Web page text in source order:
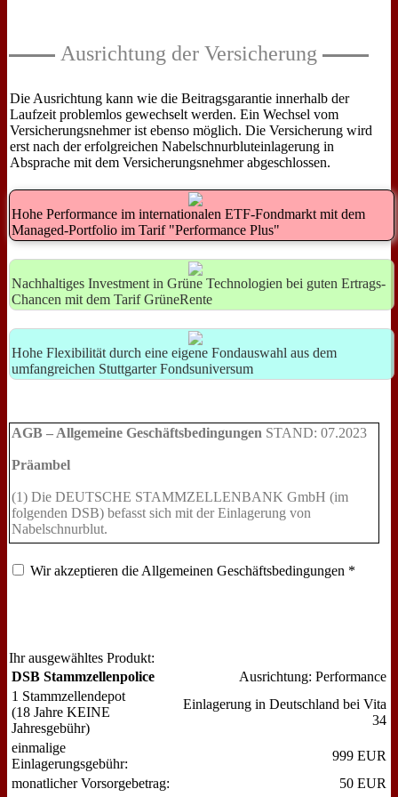
Die Ausrichtung kann wie die Beitragsgarantie innerhalb der
Laufzeit problemlos gewechselt werden. Ein Wechsel vom
Versicherungsnehmer ist ebenso möglich. Die Versicherung wird
erst nach der erfolgreichen Nabelschnurbluteinlagerung in
Absprache mit dem Versicherungsnehmer abgeschlossen.
Hohe Performance im internationalen ETF-Fondmarkt mit dem
Managed-Portfolio im Tarif "Performance Plus"
Nachhaltiges Investment in Grüne Technologien bei guten Ertrags-
Chancen mit dem Tarif GrüneRente
Hohe Flexibilität durch eine eigene Fondauswahl aus dem
umfangreichen Stuttgarter Fondsuniversum
AGB – Allgemeine Geschäftsbedingungen STAND: 07.2023
Präambel
(1) Die DEUTSCHE STAMMZELLENBANK GmbH (im
folgenden DSB) befasst sich mit der Einlagerung von
Nabelschnurblut.
(2) Die Verfügungsbefugnis über die Nabelschnurblut-
Präparation steht ausschließlich dem Kind als Eigentümer zu,
(3) Nabelschnurblut ist das unmittelbar nach der Durchtrennung
der Nabelschnur aus der Plazenta und dem anhängenden
Nabelschnurrest gewonnene kindliche Blut. Die zukünftigen
Verwendungsmöglichkeiten des Nabelschnurbluts lassen sich
zum gegenwärtigen Zeitpunkt noch nicht in vollem Umfang
absehen.
(4) Die Präparation und Einlagerung des Nabelschnurbluts
erfolgt im GMP Labor der in Deutschland ansässigen,
Wir akzeptieren die Allgemeinen Geschäftsbedingungen *
Ihr ausgewähltes Produkt:
DSB Stammzellenpolice
Ausrichtung: Performance
1 Stammzellendepot
(18 Jahre KEINE
Jahresgebühr)
Einlagerung in Deutschland bei Vita
34
einmalige
Einlagerungsgebühr:
999 EUR
monatlicher Vorsorgebetrag:
50 EUR